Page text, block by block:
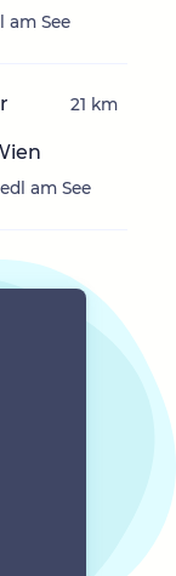
am See
am See
21 km